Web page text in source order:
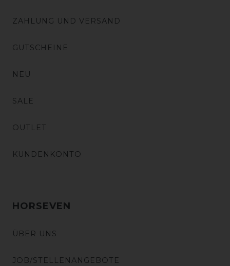
ZAHLUNG UND VERSAND
GUTSCHEINE
NEU
SALE
OUTLET
KUNDENKONTO
HORSEVEN
ÜBER UNS
JOB/STELLENANGEBOTE